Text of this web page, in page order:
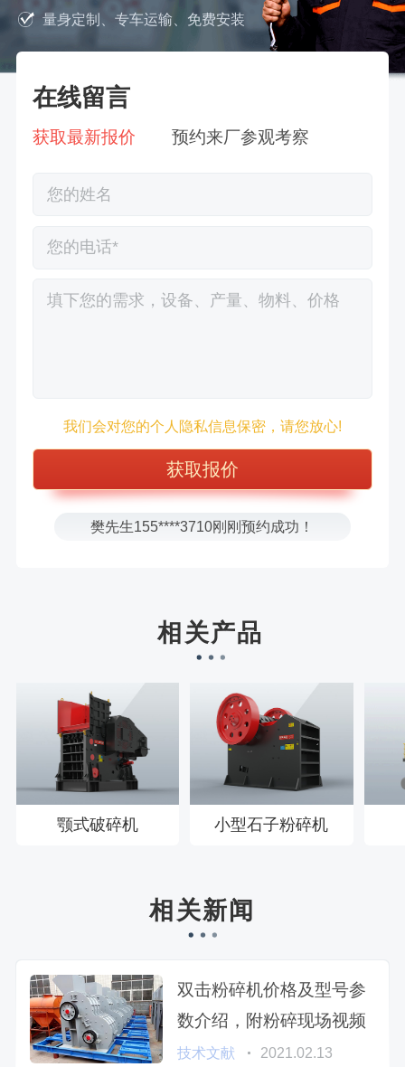
量身定制、专车运输、免费安装
在线留言
获取最新报价 预约来厂参观考察
我们会对您的个人隐私信息保密，请您放心!
张先生131****7997刚刚预约成功！
方先生150****5692刚刚预约成功！
樊先生155****3710刚刚预约成功！
王先生183****6078刚刚预约成功！
相关产品
颚式破碎机 小型石子粉碎机
相关新闻
双击粉碎机价格及型号参
数介绍，附粉碎现场视频
技术文献 2021.02.13